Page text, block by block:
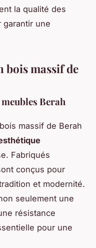
la qualité des
garantir une
bois massif de
Berah
massif de Berah
Fabriqués
conçus pour
et modernité.
seulement une
résistance
pour une